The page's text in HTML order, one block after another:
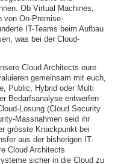
Ob Virtual Machines,
von On-Premise-
IT-Teams beim Aufbau
was bei der Cloud-
Cloud Architects eure
gemeinsam mit euch,
Public, Hybrid oder Multi
Bedarfsanalyse entwerfen
Lösung (Cloud Security
Massnahmen seid ihr
grösste Knackpunkt bei
aus der bisherigen IT-
Cloud Architects
sicher in die Cloud zu